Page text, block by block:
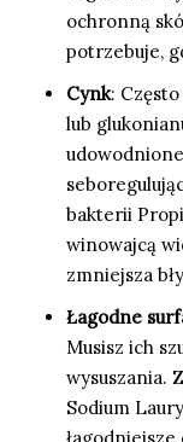
ochronną
potrzebuje,
Cynk:
lub
bakterii
winowajcą
zmniejsza
Łagodne
Musisz ich
wysuszania.
Sodium